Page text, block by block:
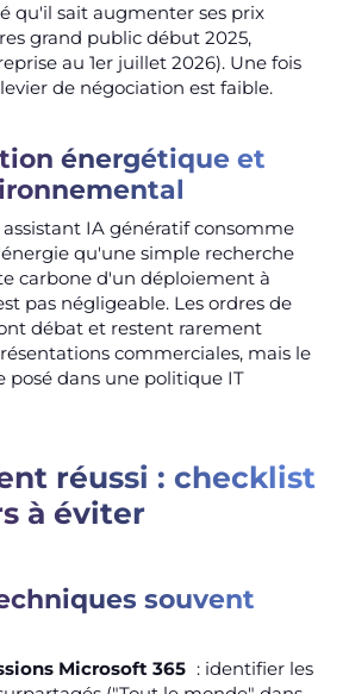
qu'il sait augmenter ses prix
grand public début 2025,
au 1er juillet 2026). Une fois
de négociation est faible.
énergétique et
IA génératif consomme
qu'une simple recherche
carbone d'un déploiement à
pas négligeable. Les ordres de
débat et restent rarement
commerciales, mais le
posé dans une politique IT
réussi : checklist
à éviter
souvent
Microsoft 365 : identifier les